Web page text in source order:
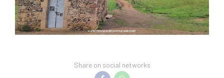
Share on social networks